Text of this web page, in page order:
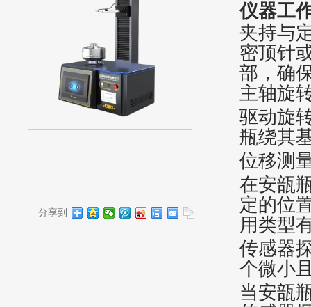
分享到
仪器工
夹持与
密顶针
部，确
主轴旋
驱动旋
瓶‌绕其
位移测
在安瓿
定的位
用类型
传感器
个微小
当安瓿